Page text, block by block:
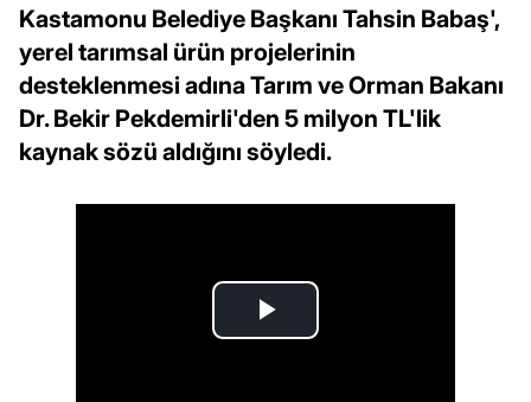
Kastamonu Belediye Başkanı Tahsin Babaş',
yerel tarımsal ürün projelerinin
desteklenmesi adına Tarım ve Orman Bakanı
Dr. Bekir Pekdemirli'den 5 milyon TL'lik
kaynak sözü aldığını söyledi.